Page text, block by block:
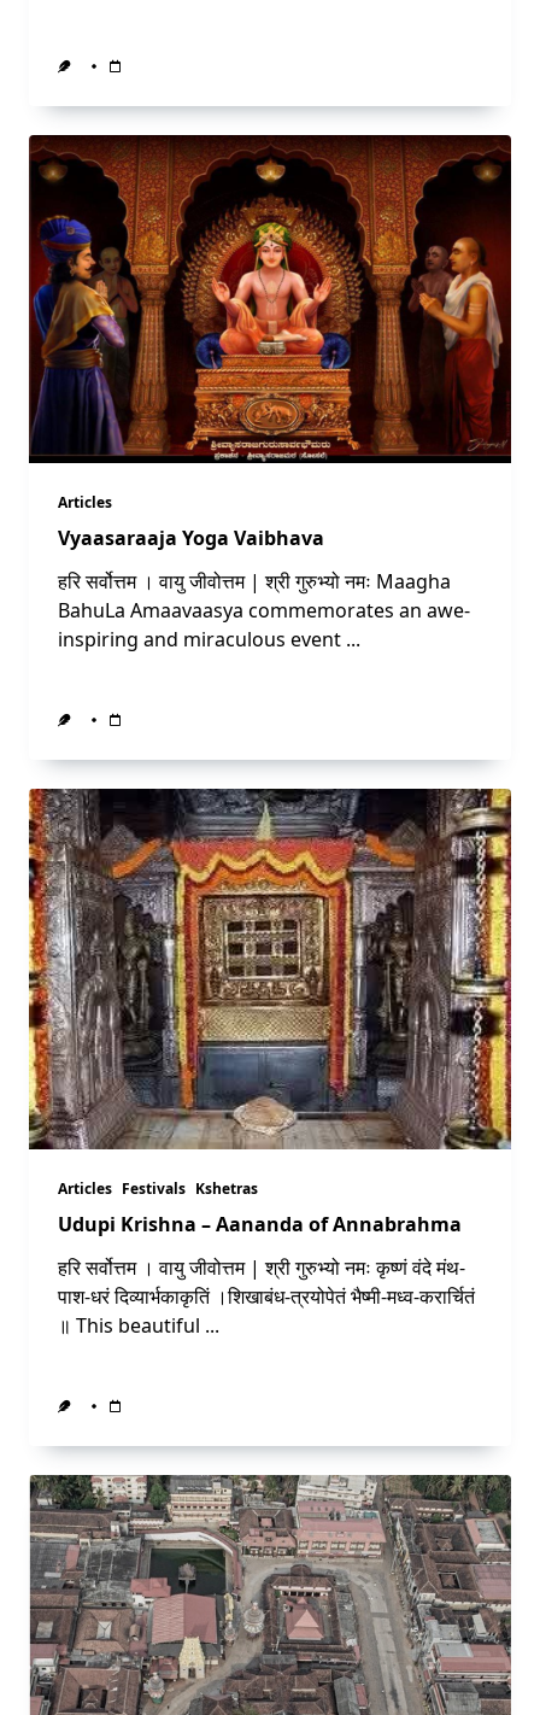
Articles
Vyaasaraaja Yoga Vaibhava
हरि सर्वोत्तम । वायु जीवोत्तम | श्री गुरुभ्यो नमः Maagha
BahuLa Amaavaasya commemorates an awe-
inspiring and miraculous event ...
Articles Festivals Kshetras
Udupi Krishna – Aananda of Annabrahma
हरि सर्वोत्तम । वायु जीवोत्तम | श्री गुरुभ्यो नमः कृष्णं वंदे मंथ-
पाश-धरं दिव्यार्भकाकृतिं ।शिखाबंध-त्रयोपेतं भैष्मी-मध्व-करार्चितं
॥ This beautiful ...